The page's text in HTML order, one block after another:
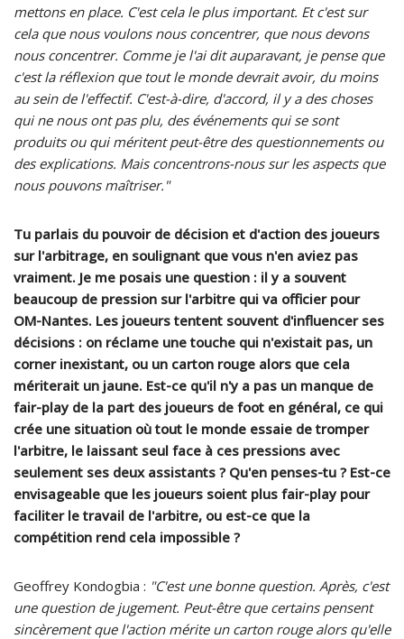
mettons en place. C'est cela le plus important. Et c'est sur
cela que nous voulons nous concentrer, que nous devons
nous concentrer. Comme je l'ai dit auparavant, je pense que
c'est la réflexion que tout le monde devrait avoir, du moins
au sein de l'effectif. C'est-à-dire, d'accord, il y a des choses
qui ne nous ont pas plu, des événements qui se sont
produits ou qui méritent peut-être des questionnements ou
des explications. Mais concentrons-nous sur les aspects que
nous pouvons maîtriser."
Tu parlais du pouvoir de décision et d'action des joueurs
sur l'arbitrage, en soulignant que vous n'en aviez pas
vraiment. Je me posais une question : il y a souvent
beaucoup de pression sur l'arbitre qui va officier pour
OM-Nantes. Les joueurs tentent souvent d'influencer ses
décisions : on réclame une touche qui n'existait pas, un
corner inexistant, ou un carton rouge alors que cela
mériterait un jaune. Est-ce qu'il n'y a pas un manque de
fair-play de la part des joueurs de foot en général, ce qui
crée une situation où tout le monde essaie de tromper
l'arbitre, le laissant seul face à ces pressions avec
seulement ses deux assistants ? Qu'en penses-tu ? Est-ce
envisageable que les joueurs soient plus fair-play pour
faciliter le travail de l'arbitre, ou est-ce que la
compétition rend cela impossible ?
Geoffrey Kondogbia : "C'est une bonne question. Après, c'est
une question de jugement. Peut-être que certains pensent
sincèrement que l'action mérite un carton rouge alors qu'elle